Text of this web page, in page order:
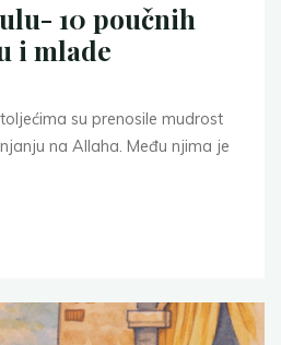
10 poučnih
i mlade
su prenosile mudrost
na Allaha. Među njima je